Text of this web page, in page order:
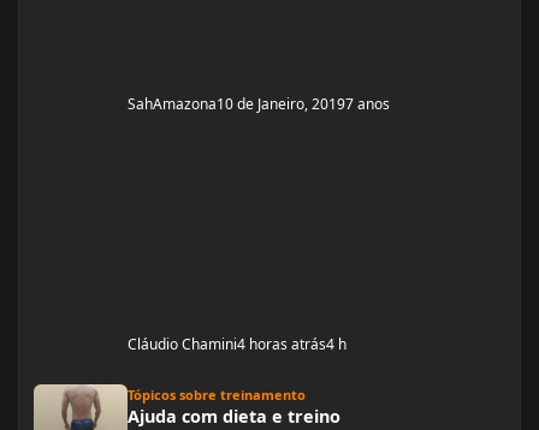
SahAmazona10 de Janeiro, 20197 anos
Cláudio Chamini4 horas atrás4 h
Ajuda com dieta e treino
Tópicos sobre treinamento
Ajuda com dieta e treino